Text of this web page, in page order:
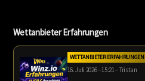
Wettanbieter Erfahrungen
WETTANBIETER ERFAHRUNGEN
16. Juli 2026 – 15:21 – Tristan